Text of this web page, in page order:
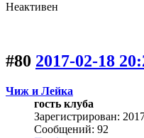
Неактивен
#80 2017-02-18
Чиж и Лейка
гость клуба
Зарегистрирован:
Сообщений: 92